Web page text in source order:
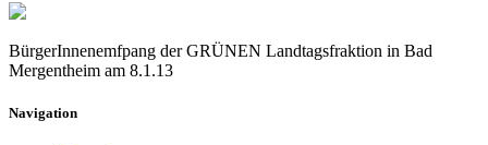
BürgerInnenemfpang der GRÜNEN Landtagsfraktion in Bad
Mergentheim am 8.1.13
Navigation